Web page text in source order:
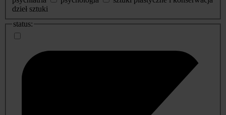
dzieł sztuki
status: